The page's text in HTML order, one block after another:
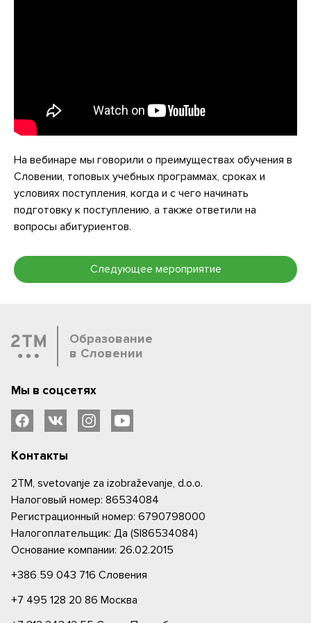
На вебинаре мы говорили о преимуществах обучения в
Словении, топовых учебных программах, сроках и
условиях поступления, когда и с чего начинать
подготовку к поступлению, а также ответили на
вопросы абитуриентов.
Следующее мероприятие
Образование
в Словении
Мы в соцсетях
Контакты
2TM, svetovanje za izobraževanje, d.o.o.
Налоговый номер: 86534084
Регистрационный номер: 6790798000
Налогоплательщик: Да (SI86534084)
Основание компании: 26.02.2015
+386 59 043 716 Словения
+7 495 128 20 86 Москва
Я согласен(а) на обработку моих персональных
Я согласен(а) с условиями использования